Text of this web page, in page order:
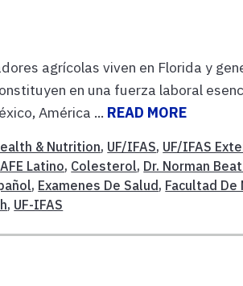
agrícolas viven en Florida y
en una fuerza laboral
América ... READ MORE
& Nutrition, UF/IFAS, UF/IFAS
Latino, Colesterol, Dr. Norman
, Examenes De Salud , Facultad De
, UF-IFAS